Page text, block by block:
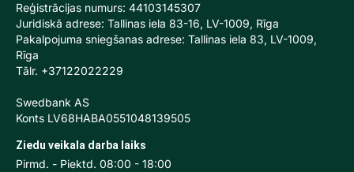
Reģistrācijas numurs: 44103145307
Juridiskā adrese: Tallinas iela 83-16, LV-1009, Rīga
Pakalpojuma sniegšanas adrese: Tallinas iela 83, LV-1009,
Rīga
Tālr. +37122022229
Swedbank AS
Konts LV68HABA0551048139505
Ziedu veikala darba laiks
Pirmd. - Piektd. 08:00 - 18:00